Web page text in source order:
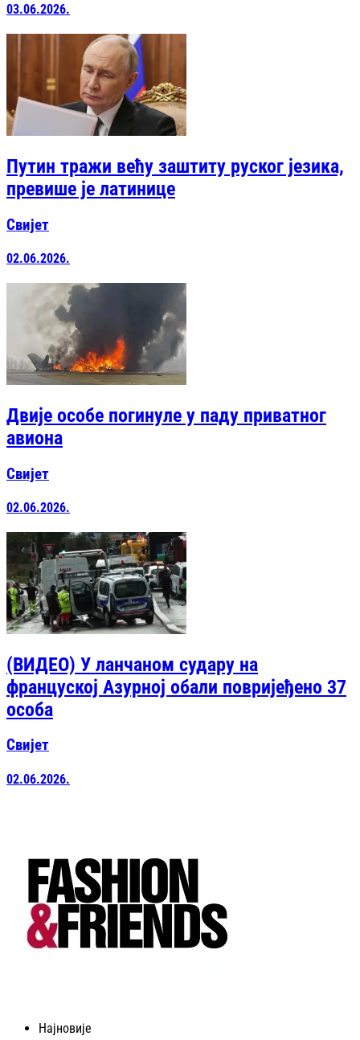
03.06.2026.
Путин тражи већу заштиту руског језика,
превише је латинице
Свијет
02.06.2026.
Двије особе погинуле у паду приватног
авиона
Свијет
02.06.2026.
(ВИДЕО) У ланчаном судару на
француској Азурној обали повријеђено 37
особа
Свијет
02.06.2026.
Најновије